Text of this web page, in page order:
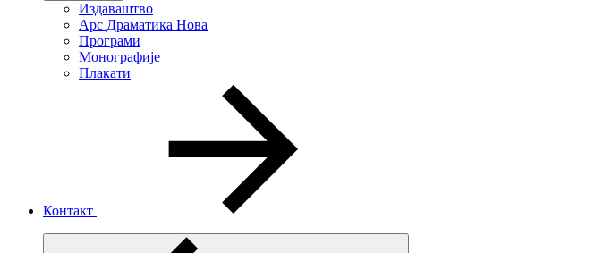
Издаваштво
Арс Драматика Нова
Програми
Монографије
Плакати
Контакт